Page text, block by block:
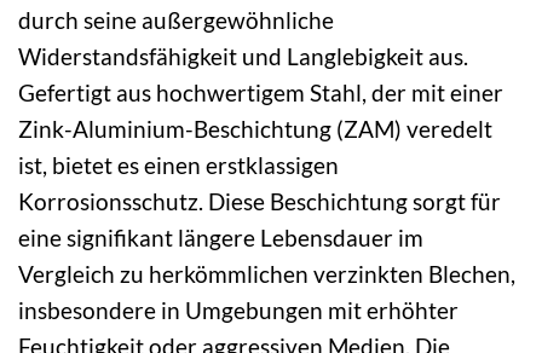
durch seine außergewöhnliche
Widerstandsfähigkeit und Langlebigkeit aus.
Gefertigt aus hochwertigem Stahl, der mit einer
Zink-Aluminium-Beschichtung (ZAM) veredelt
ist, bietet es einen erstklassigen
Korrosionsschutz. Diese Beschichtung sorgt für
eine signifikant längere Lebensdauer im
Vergleich zu herkömmlichen verzinkten Blechen,
insbesondere in Umgebungen mit erhöhter
Feuchtigkeit oder aggressiven Medien. Die